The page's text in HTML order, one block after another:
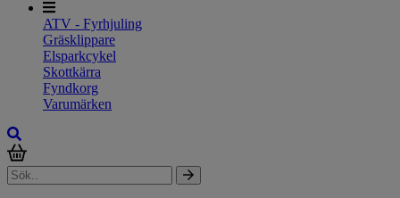
ATV - Fyrhjuling
Gräsklippare
Elsparkcykel
Skottkärra
Fyndkorg
Varumärken